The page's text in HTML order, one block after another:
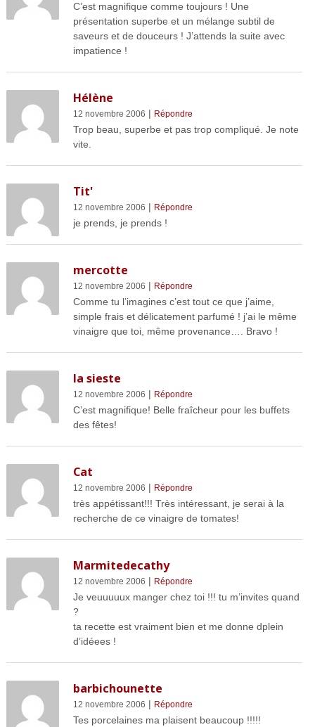
C’est magnifique comme toujours ! Une
présentation superbe et un mélange subtil de
saveurs et de douceurs ! J’attends la suite avec
impatience !
Hélène
12 novembre 2006 | Répondre
Trop beau, superbe et pas trop compliqué. Je note
vite.
Tit'
12 novembre 2006 | Répondre
je prends, je prends !
mercotte
12 novembre 2006 | Répondre
Comme tu l’imagines c’est tout ce que j’aime,
simple frais et délicatement parfumé ! j’ai le même
vinaigre que toi, même provenance…. Bravo !
la sieste
12 novembre 2006 | Répondre
C’est magnifique! Belle fraîcheur pour les buffets
des fêtes!
Cat
12 novembre 2006 | Répondre
très appétissant!!! Très intéressant, je serai à la
recherche de ce vinaigre de tomates!
Marmitedecathy
12 novembre 2006 | Répondre
Je veuuuuux manger chez toi !!! tu m’invites quand
?
ta recette est vraiment bien et me donne dplein
d’idéees !
barbichounette
12 novembre 2006 | Répondre
Tes porcelaines ma plaisent beaucoup !!!!!